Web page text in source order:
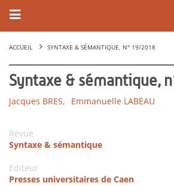
ACCUEIL SYNTAXE & SÉMANTIQUE, N° 19/2018
Syntaxe & sémantique,
Jacques BRES, Emmanuelle LABEAU
Revue
Syntaxe & sémantique
Editeur
Presses universitaires de Caen